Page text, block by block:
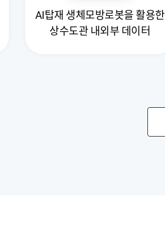
AI탑재 생체모방로봇을 활용한
상수도관 내외부 데이터